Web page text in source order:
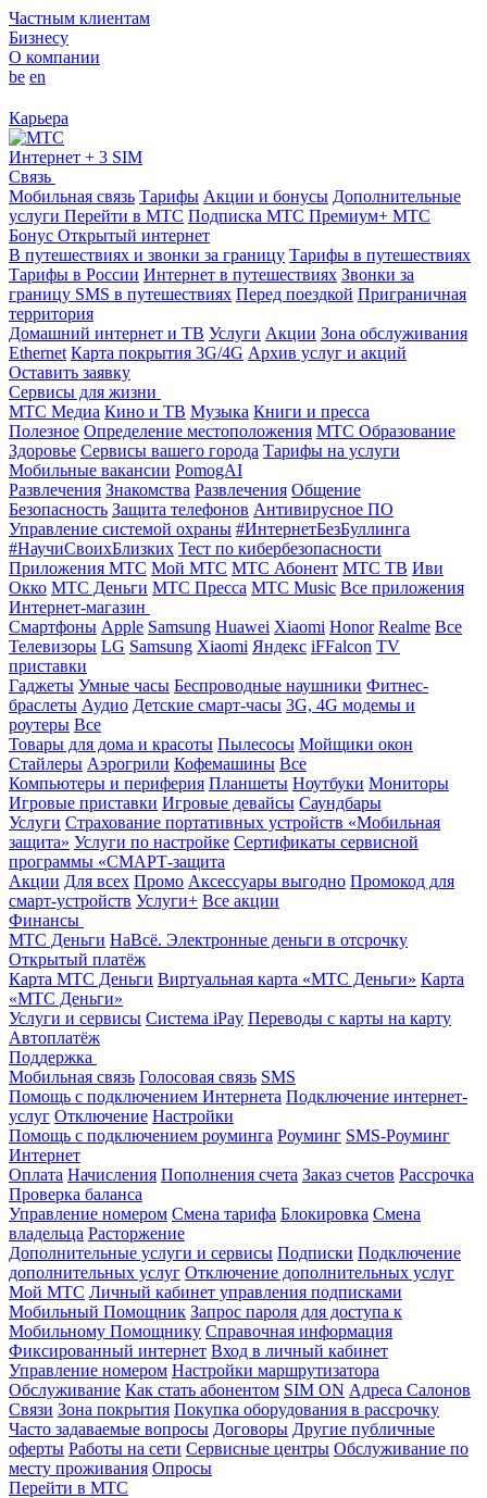
Частным клиентам
Бизнесу
О компании
be en
Карьера
Интернет + 3 SIM
Связь
Мобильная связь Тарифы Акции и бонусы Дополнительные
услуги Перейти в МТС Подписка МТС Премиум+ МТС
Бонус Открытый интернет
В путешествиях и звонки за границу Тарифы в путешествиях
Тарифы в России Интернет в путешествиях Звонки за
границу SMS в путешествиях Перед поездкой Приграничная
территория
Домашний интернет и ТВ Услуги Акции Зона обслуживания
Ethernet Карта покрытия 3G/4G Архив услуг и акций
Оставить заявку
Сервисы для жизни
МТС Медиа Кино и ТВ Музыка Книги и пресса
Полезное Определение местоположения МТС Образование
Здоровье Сервисы вашего города Тарифы на услуги
Мобильные вакансии PomogAI
Развлечения Знакомства Развлечения Общение
Безопасность Защита телефонов Антивирусное ПО
Управление системой охраны #ИнтернетБезБуллинга
#НаучиСвоихБлизких Тест по кибербезопасности
Приложения МТС Мой МТС МТС Абонент МТС ТВ Иви
Окко МТС Деньги МТС Пресса МТС Music Все приложения
Интернет-магазин
Смартфоны Apple Samsung Huawei Xiaomi Honor Realme Все
Телевизоры LG Samsung Xiaomi Яндекс iFFalcon TV
приставки
Гаджеты Умные часы Беспроводные наушники Фитнес-
браслеты Аудио Детские смарт-часы 3G, 4G модемы и
роутеры Все
Товары для дома и красоты Пылесосы Мойщики окон
Стайлеры Аэрогрили Кофемашины Все
Компьютеры и периферия Планшеты Ноутбуки Мониторы
Игровые приставки Игровые девайсы Саундбары
Услуги Страхование портативных устройств «Мобильная
защита» Услуги по настройке Сертификаты сервисной
программы «СМАРТ-защита
Акции Для всех Промо Аксессуары выгодно Промокод для
смарт-устройств Услуги+ Все акции
Финансы
МТС Деньги НаВсё. Электронные деньги в отсрочку
Открытый платёж
Карта МТС Деньги Виртуальная карта «МТС Деньги» Карта
«МТС Деньги»
Услуги и сервисы Система iPay Переводы с карты на карту
Автоплатёж
Поддержка
Мобильная связь Голосовая связь SMS
Помощь с подключением Интернета Подключение интернет-
услуг Отключение Настройки
Помощь с подключением роуминга Роуминг SMS-Роуминг
Интернет
Оплата Начисления Пополнения счета Заказ счетов Рассрочка
Проверка баланса
Управление номером Смена тарифа Блокировка Смена
владельца Расторжение
Дополнительные услуги и сервисы Подписки Подключение
дополнительных услуг Отключение дополнительных услуг
Мой МТС Личный кабинет управления подписками
Мобильный Помощник Запрос пароля для доступа к
Мобильному Помощнику Справочная информация
Фиксированный интернет Вход в личный кабинет
Управление номером Настройки маршрутизатора
Обслуживание Как стать абонентом SIM ON Адреса Салонов
Связи Зона покрытия Покупка оборудования в рассрочку
Часто задаваемые вопросы Договоры Другие публичные
оферты Работы на сети Сервисные центры Обслуживание по
месту проживания Опросы
Перейти в МТС